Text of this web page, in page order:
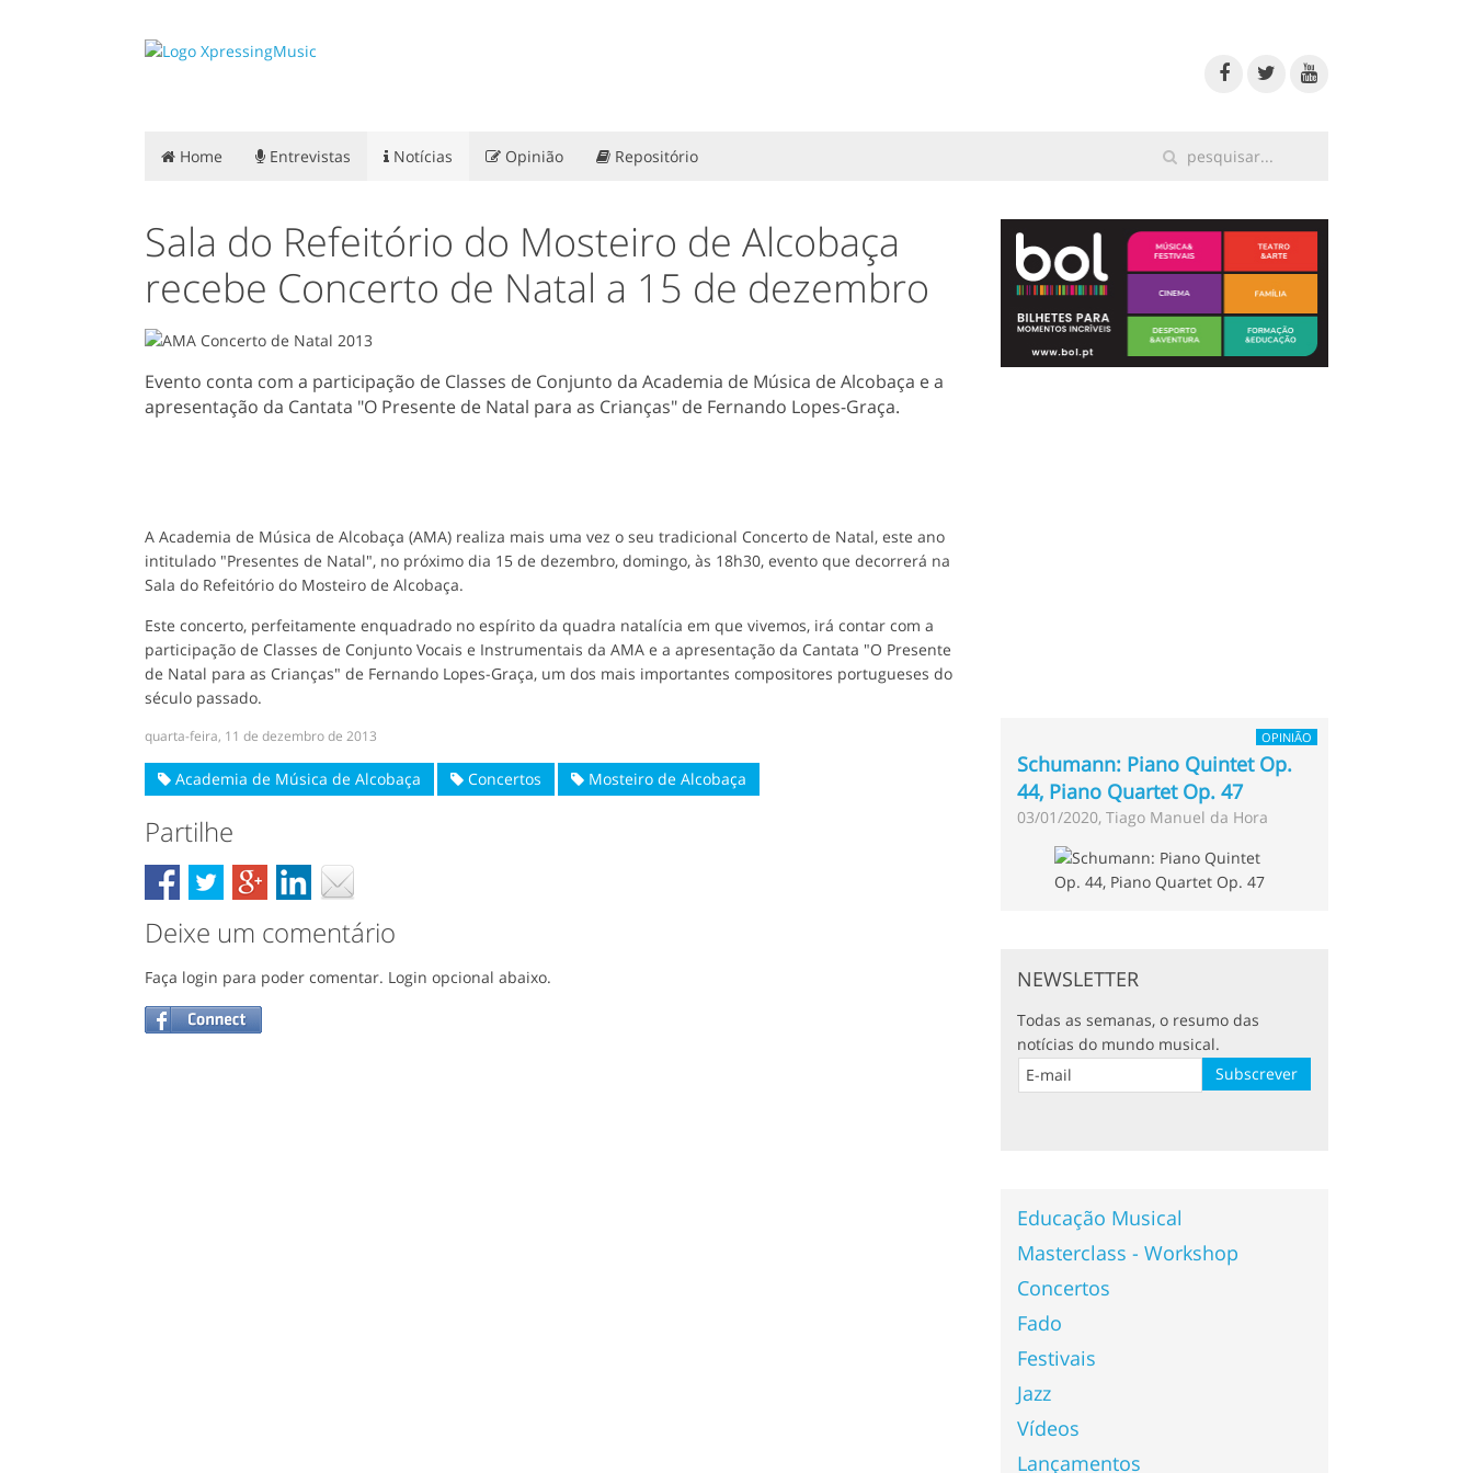
Home Entrevistas Notícias Opinião Repositório
Sala do Refeitório do Mosteiro de Alcobaça
recebe Concerto de Natal a 15 de dezembro
Evento conta com a participação de Classes de Conjunto da Academia de Música de Alcobaça e a
apresentação da Cantata "O Presente de Natal para as Crianças" de Fernando Lopes-Graça.
A Academia de Música de Alcobaça (AMA) realiza mais uma vez o seu tradicional Concerto de Natal, este ano
intitulado "Presentes de Natal", no próximo dia 15 de dezembro, domingo, às 18h30, evento que decorrerá na
Sala do Refeitório do Mosteiro de Alcobaça.
Este concerto, perfeitamente enquadrado no espírito da quadra natalícia em que vivemos, irá contar com a
participação de Classes de Conjunto Vocais e Instrumentais da AMA e a apresentação da Cantata "O Presente
de Natal para as Crianças" de Fernando Lopes-Graça, um dos mais importantes compositores portugueses do
século passado.
quarta-feira, 11 de dezembro de 2013
Academia de Música de Alcobaça Concertos Mosteiro de Alcobaça
Partilhe
Deixe um comentário
Faça login para poder comentar. Login opcional abaixo.
OPINIÃO
Schumann: Piano Quintet Op.
44, Piano Quartet Op. 47
03/01/2020, Tiago Manuel da Hora
NEWSLETTER
Todas as semanas, o resumo das
notícias do mundo musical.
Educação Musical
Masterclass - Workshop
Concertos
Fado
Festivais
Jazz
Vídeos
Lançamentos